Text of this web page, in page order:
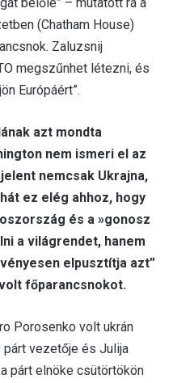
(Chatham House)
Zaluzsnij
megszűnhet létezni, és
Európáért”.
azt mondta
nem ismeri el az
nemcsak Ukrajna,
ez elég ahhoz, hogy
és a »gonosz
a világrendet, hanem
elpusztítja azt”
főparancsnokot.
Porosenko volt ukrán
párt vezetője és Julija
párt elnöke csütörtökön